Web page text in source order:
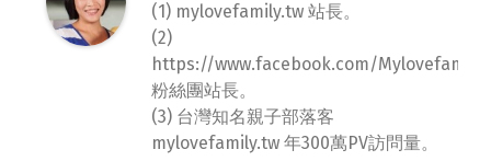
(1) mylovefamily.tw 站長。
(2)
https://www.facebook.com/
粉絲團站長。
(3) 台灣知名親子部落客
mylovefamily.tw 年300萬PV訪問量。